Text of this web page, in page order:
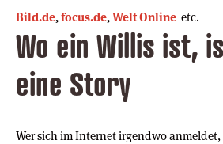
Bild.de,focus.de,Welt Online etc.
Wo ein Willis ist,
eine Story
Wer sich im Internet irgendwo